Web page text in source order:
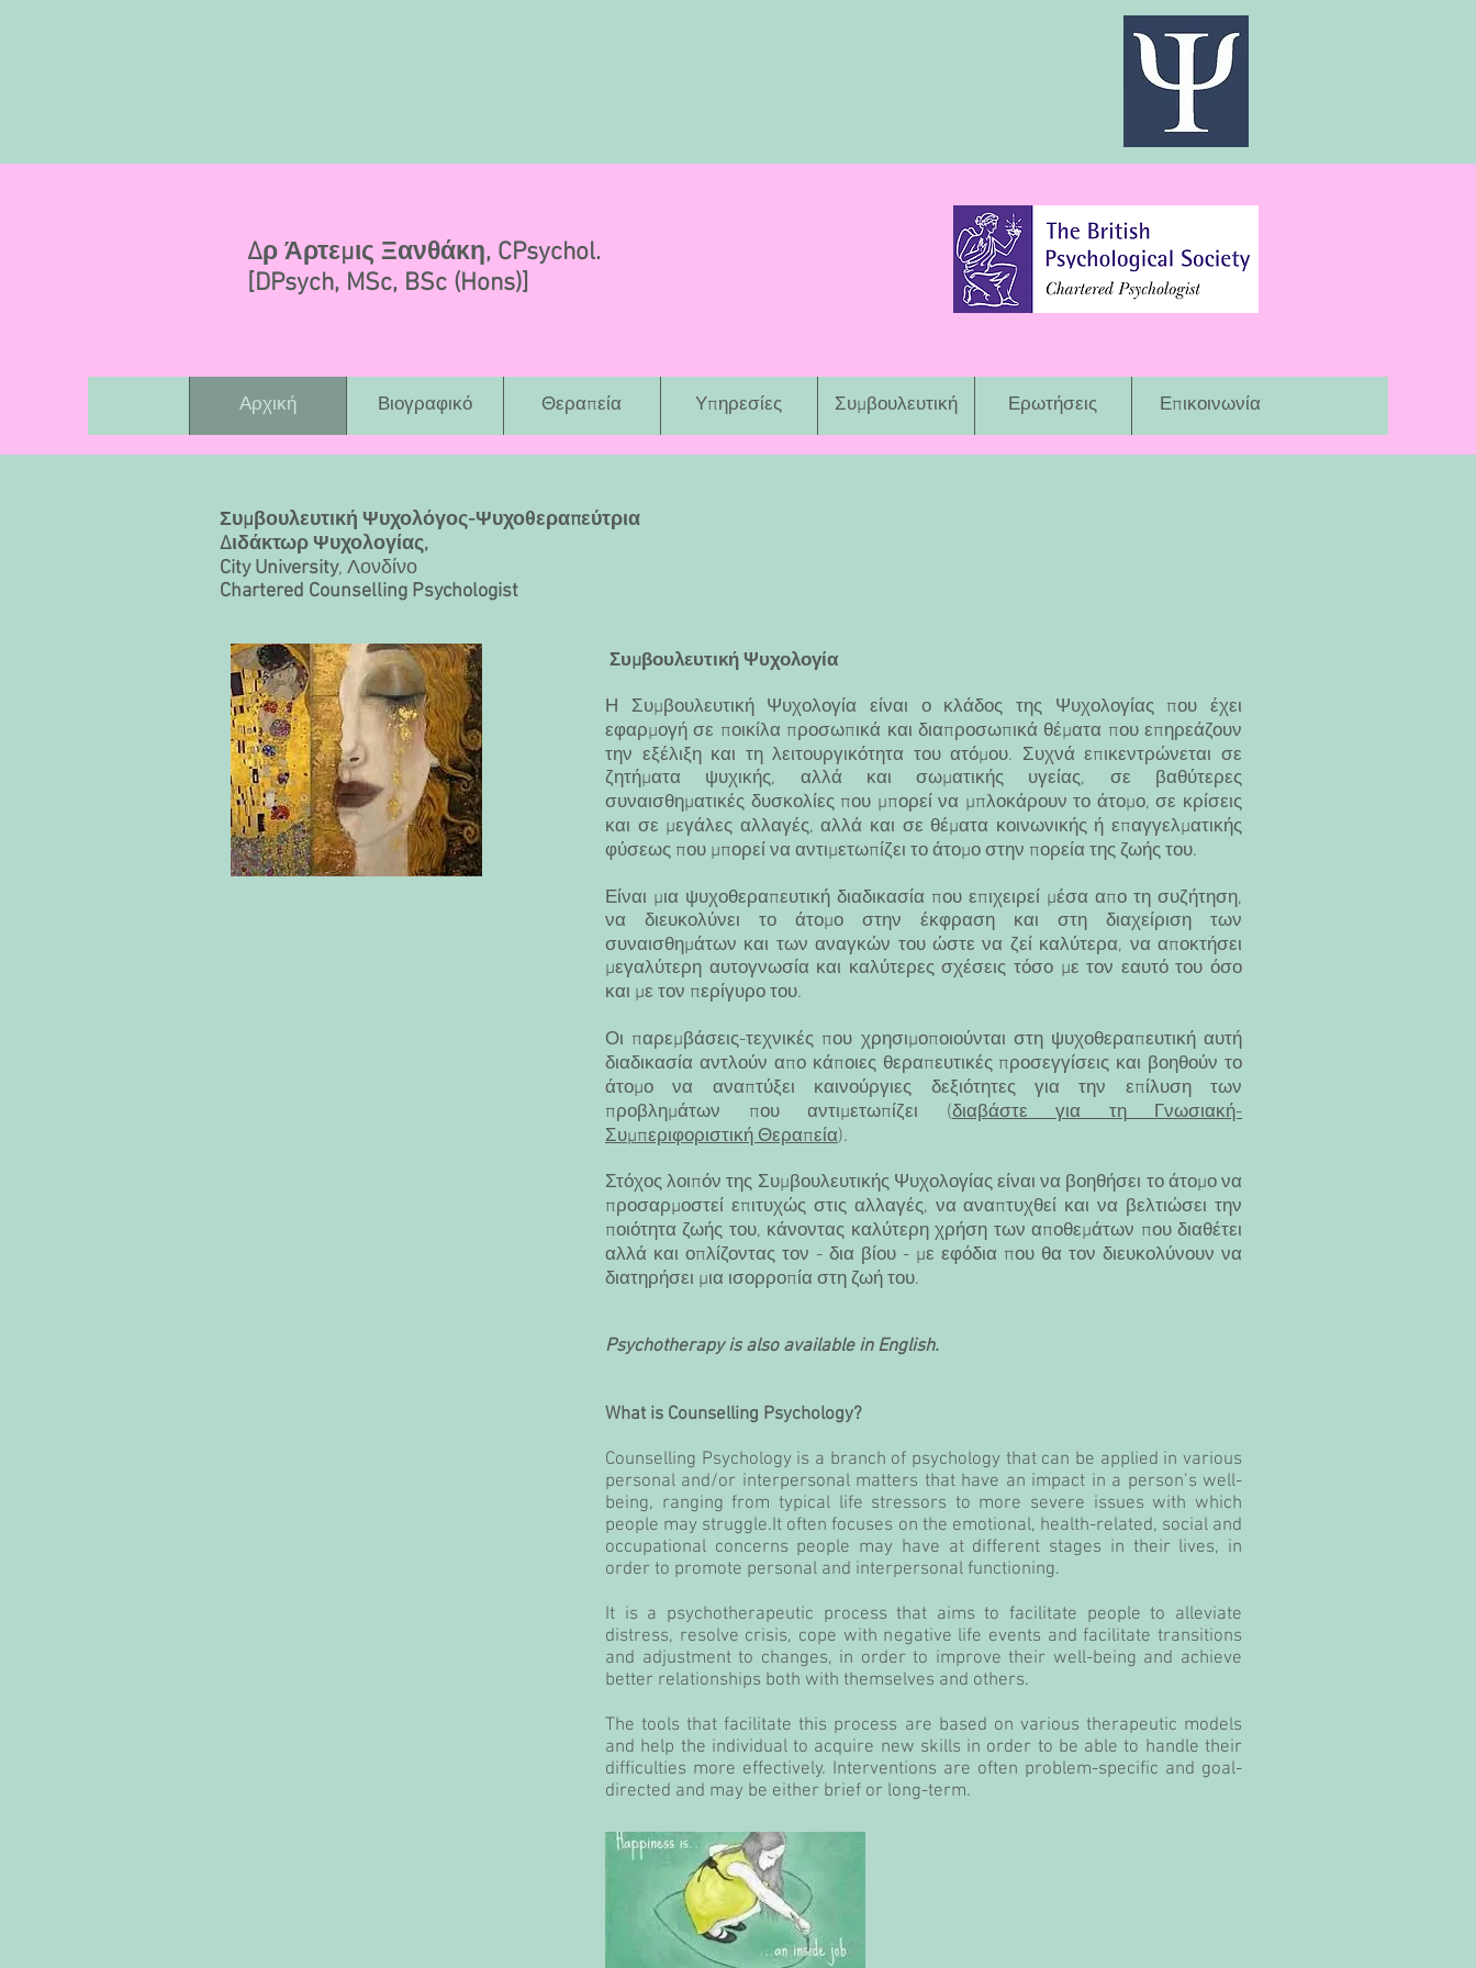
Δρ Άρτεμις Ξανθάκη, CPsychol.
[DPsych, MSc, BSc (Hons)]
Αρχική Βιογραφικό Θεραπεία Υπηρεσίες Συμβουλευτική Ερωτήσεις Επικοινωνία
Συμβουλευτική Ψυχολόγος-Ψυχοθεραπεύτρια
Διδάκτωρ Ψυχολογίας,
City University, Λονδίνο
Chartered Counselling Psychologist
Συμβουλευτική Ψυχολογία
Η Συμβουλευτική Ψυχολογία είναι ο κλάδος της Ψυχολογίας που έχει
εφαρμογή σε ποικίλα προσωπικά και διαπροσωπικά θέματα που επηρεάζουν
την εξέλιξη και τη λειτουργικότητα του ατόμου. Συχνά επικεντρώνεται σε
ζητήματα ψυχικής, αλλά και σωματικής υγείας, σε βαθύτερες
συναισθηματικές δυσκολίες που μπορεί να μπλοκάρουν το άτομο, σε κρίσεις
και σε μεγάλες αλλαγές, αλλά και σε θέματα κοινωνικής ή επαγγελματικής
φύσεως που μπορεί να αντιμετωπίζει το άτομο στην πορεία της ζωής του.
Είναι μια ψυχοθεραπευτική διαδικασία που επιχειρεί μέσα απο τη συζήτηση,
να διευκολύνει το άτομο στην έκφραση και στη διαχείριση των
συναισθημάτων και των αναγκών του ώστε να ζεί καλύτερα, να αποκτήσει
μεγαλύτερη αυτογνωσία και καλύτερες σχέσεις τόσο με τον εαυτό του όσο
και με τον περίγυρο του.
Οι παρεμβάσεις-τεχνικές που χρησιμοποιούνται στη ψυχοθεραπευτική αυτή
διαδικασία αντλούν απο κάποιες θεραπευτικές προσεγγίσεις και βοηθούν το
άτομο να αναπτύξει καινούργιες δεξιότητες για την επίλυση των
προβλημάτων που αντιμετωπίζει (διαβάστε για τη
Γνωσιακή-
Συμπεριφοριστική Θεραπεία).
Στόχος λοιπόν της Συμβουλευτικής Ψυχολογίας είναι να βοηθήσει το άτομο να
προσαρμοστεί επιτυχώς στις αλλαγές, να αναπτυχθεί και να βελτιώσει την
ποιότητα ζωής του, κάνοντας καλύτερη χρήση των αποθεμάτων που διαθέτει
αλλά και οπλίζοντας τον - δια βίου - με εφόδια που θα τον διευκολύνουν να
διατηρήσει μια ισορροπία στη ζωή του.
Psychotherapy is also available in English.
What is Counselling Psychology?
Counselling Psychology is a branch of psychology that can be applied in various
personal and/or interpersonal matters that have an impact in a person’s well-
being, ranging from typical life stressors to more severe issues with which
people may struggle.It often focuses on the emotional, health-related, social and
occupational concerns people may have at different stages in their lives, in
order to promote personal and interpersonal functioning.
It is a psychotherapeutic process that aims to facilitate people to alleviate
distress, resolve crisis, cope with negative life events and facilitate transitions
and adjustment to changes, in order to improve their well-being and achieve
better relationships both with themselves and others.
The tools that facilitate this process are based on various therapeutic models
and help the individual to acquire new skills in order to be able to handle their
difficulties more effectively. Interventions are often problem-specific and goal-
directed and may be either brief or long-term.